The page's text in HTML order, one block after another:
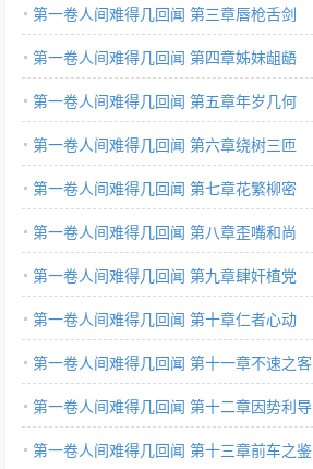
第一卷人间难得几回闻 第三章唇枪舌剑
第一卷人间难得几回闻 第四章姊妹龃龉
第一卷人间难得几回闻 第五章年岁几何
第一卷人间难得几回闻 第六章绕树三匝
第一卷人间难得几回闻 第七章花繁柳密
第一卷人间难得几回闻 第八章歪嘴和尚
第一卷人间难得几回闻 第九章肆奸植党
第一卷人间难得几回闻 第十章仁者心动
第一卷人间难得几回闻 第十一章不速之客
第一卷人间难得几回闻 第十二章因势利导
第一卷人间难得几回闻 第十三章前车之鉴